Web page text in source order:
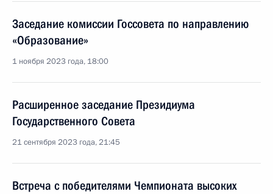
Заседание комиссии Госсовета по направлению
«Образование»
1 ноября 2023 года, 18:00
Расширенное заседание Президиума
Государственного Совета
21 сентября 2023 года, 21:45
Встреча с победителями Чемпионата высоких